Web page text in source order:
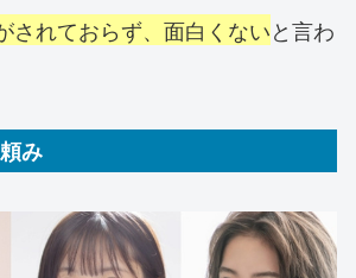
されておらず、面白くないと言わ
み